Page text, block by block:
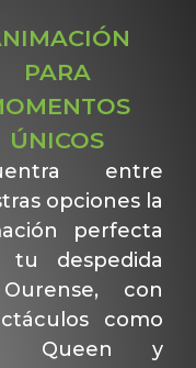
PARA
ÚNICOS
entre
opciones la
perfecta
tu despedida
con
como
Queen y